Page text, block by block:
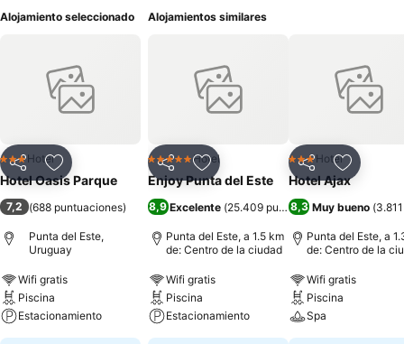
Alojamiento seleccionado
CompartirAñadir a favoritos
3 Estrellas
Hotel
Hotel Oasis Parque
7,2 (688 puntuaciones)
Punta del Este,
Uruguay
Wifi gratis
Piscina
Estacionamiento
Alojamientos similares
CompartirAñadir a favoritos
5 EstrellasHotel
Enjoy Punta del Este
8,9Excelente (25.409 puntuaciones)
Punta del Este, a 1.5 km
de: Centro de la ciudad
Wifi gratis
Piscina
Estacionamiento
CompartirAñadir
3 Estrellas
Hotel
Hotel Ajax
8,3 Muy bueno (
Punta del Este, a
de: Centro de la
Wifi gratis
Piscina
Spa